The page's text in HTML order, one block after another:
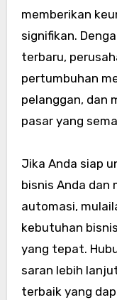
memberikan
signifikan.
terbaru,
pertumbuhan
pelanggan, dan
pasar yang
Jika Anda siap
bisnis Anda dan
automasi,
kebutuhan
yang tepat.
saran lebih
terbaik yang